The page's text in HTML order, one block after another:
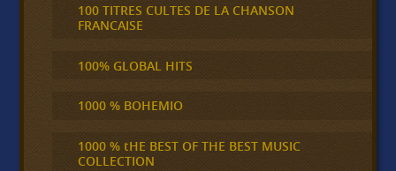
100 TITRES CULTES DE LA CHANSON
FRANCAISE
100% GLOBAL HITS
1000 % BOHEMIO
1000 % tHE BEST OF THE BEST MUSIC
COLLECTION